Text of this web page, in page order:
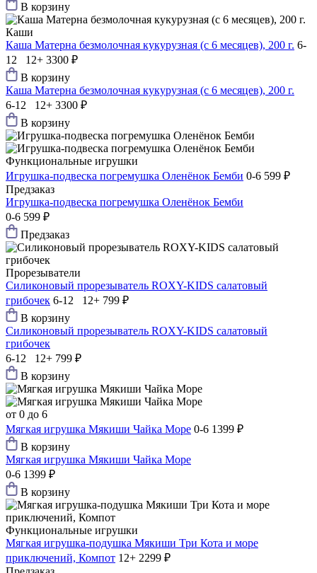
В корзину
Каши
Каша Матерна безмолочная кукурузная (с 6 месяцев), 200 г. 6-
12 12+ 3300 ₽
В корзину
Каша Матерна безмолочная кукурузная (с 6 месяцев), 200 г.
6-12 12+ 3300 ₽
В корзину
Функциональные игрушки
Игрушка-подвеска погремушка Оленёнок Бемби 0-6 599 ₽
Предзаказ
Игрушка-подвеска погремушка Оленёнок Бемби
0-6 599 ₽
Предзаказ
Прорезыватели
Силиконовый прорезыватель ROXY-KIDS салатовый
грибочек 6-12 12+ 799 ₽
В корзину
Силиконовый прорезыватель ROXY-KIDS салатовый
грибочек
6-12 12+ 799 ₽
В корзину
от 0 до 6
Мягкая игрушка Мякиши Чайка Море 0-6 1399 ₽
В корзину
Мягкая игрушка Мякиши Чайка Море
0-6 1399 ₽
В корзину
Функциональные игрушки
Мягкая игрушка-подушка Мякиши Три Кота и море
приключений, Компот 12+ 2299 ₽